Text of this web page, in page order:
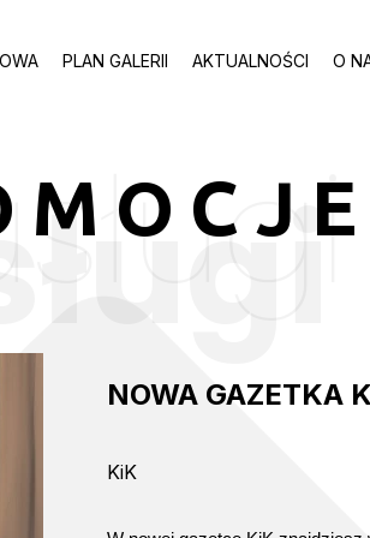
PLAN GALERII AKTUALNOŚCI O
NOWA GAZETKA
KiK